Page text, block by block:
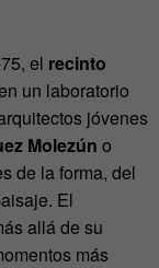
el recinto
un laboratorio
jóvenes
Molezún o
de la forma, del
El
allá de su
más